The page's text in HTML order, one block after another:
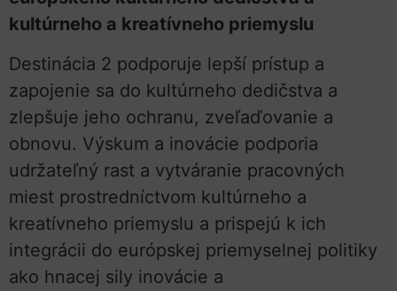
kultúrneho a kreatívneho priemyslu
Destinácia 2 podporuje lepší prístup a
zapojenie sa do kultúrneho dedičstva a
zlepšuje jeho ochranu, zveľaďovanie a
obnovu. Výskum a inovácie podporia
udržateľný rast a vytváranie pracovných
miest prostredníctvom kultúrneho a
kreatívneho priemyslu a prispejú k ich
integrácii do európskej priemyselnej politiky
ako hnacej sily inovácie a